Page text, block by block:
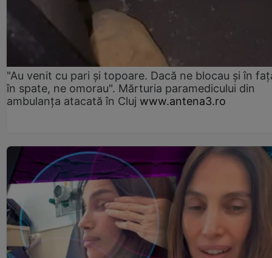
"Au venit cu pari și topoare. Dacă ne blocau şi în
în spate, ne omorau". Mărturia paramedicului din
ambulanţa atacată în Cluj www.antena3.ro